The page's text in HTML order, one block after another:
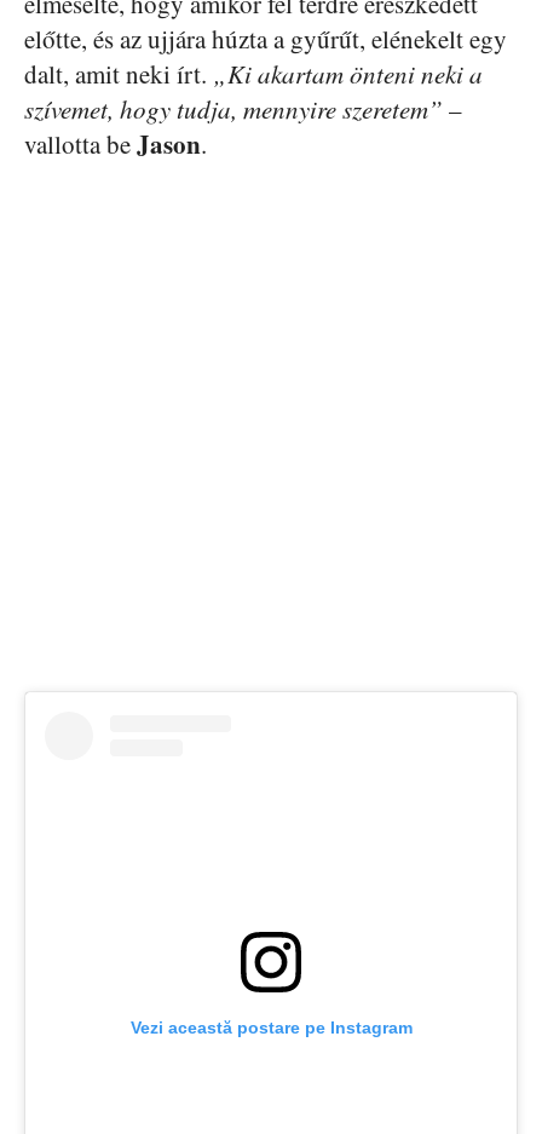
előtte, és az ujjára húzta a gyűrűt, elénekelt egy
dalt, amit neki írt. „Ki akartam önteni neki a
szívemet, hogy tudja, mennyire szeretem” –
vallotta beJason.
Vezi această postare pe Instagram